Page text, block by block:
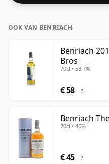
tegenwoordig op
fijne whisky's met een
OOK VAN BENRIACH
Benriach
Bros
70cl • 53.7%
€ 58 ?
Benriach
70cl • 46%
€ 45 ?